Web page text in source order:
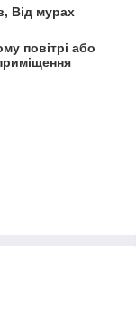
Від мурах
повітрі або